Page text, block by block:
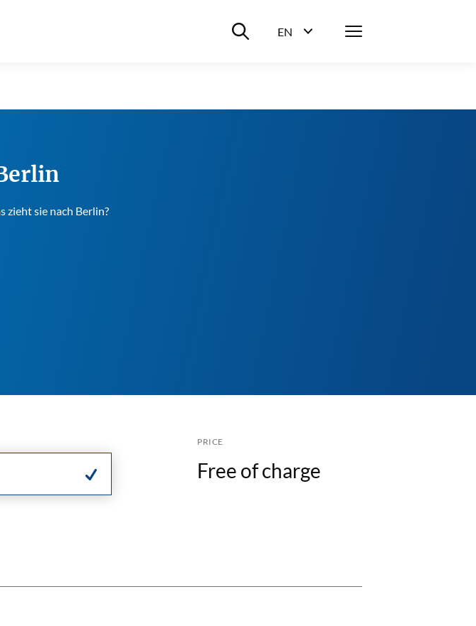
Suche ein-/ausblenden
EN
Menü
zieht sie nach Berlin?
PRICE
Free of charge